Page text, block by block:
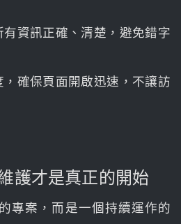
有資訊正確、清楚，避免錯字
確保頁面開啟迅速，不讓訪
護才是真正的開始
專案，而是一個持續運作的